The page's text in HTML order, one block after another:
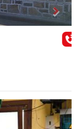
Next